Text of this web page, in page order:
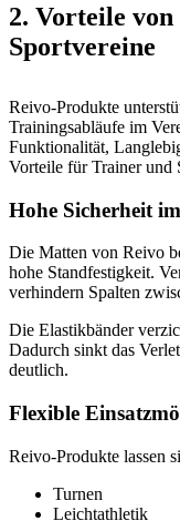
2. Vorteile
Sportvereine
Reivo-Produkte
Trainingsabläufe im
Funktionalität,
Vorteile für Trainer und
Hohe Sicherheit
Die Matten von Reivo
hohe Standfestigkeit.
verhindern Spalten
Die Elastikbänder
Dadurch sinkt das
deutlich.
Flexible
Reivo-Produkte lassen
Turnen
Leichtathletik